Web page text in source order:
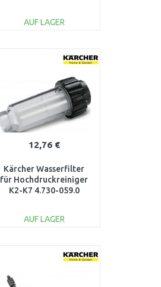
AUF LAGER
12,76 €
Kärcher Wasserfilter
für Hochdruckreiniger
K2-K7 4.730-059.0
AUF LAGER